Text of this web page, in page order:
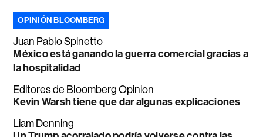
OPINIÓN BLOOMBERG
Juan Pablo Spinetto
México está ganando la guerra comercial gracias a
la hospitalidad
Editores de Bloomberg Opinion
Kevin Warsh tiene que dar algunas explicaciones
Liam Denning